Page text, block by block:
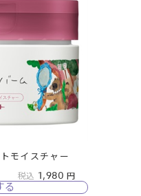
モイスチャー
税込 1,980